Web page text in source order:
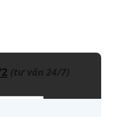
(tư vấn 24/7)